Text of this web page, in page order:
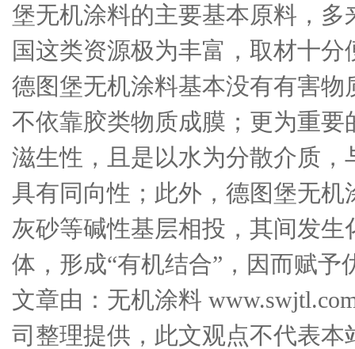
堡无机涂料的主要基本原料，
国这类资源极为丰富，取材十
德图堡无机涂料基本没有有害
不依靠胶类物质成膜；更为重
滋生性，且是以水为分散介质
具有同向性；此外，德图堡无
灰砂等碱性基层相投，其间发
体，形成“有机结合”，因而赋予
文章由：无机涂料
司整理提供，此文观点不代表本